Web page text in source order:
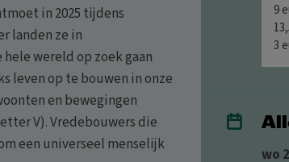
in 2025 tijdens
landen ze in
wereld op zoek gaan
leven op te bouwen in onze
en bewegingen
V). Vredebouwers die
een universeel menselijk
9
3
wo